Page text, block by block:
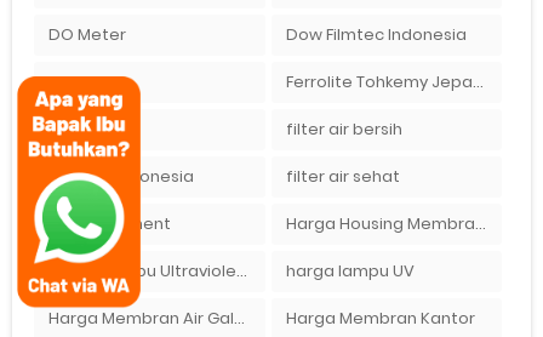
DO Meter Dow Filmtec Indonesia
exchange Ferrolite Tohkemy Jepang Indonesia
filter air filter air bersih
filter air indonesia filter air sehat
Gas Treatment Harga Housing Membran RO 2000 GPD
Harga Lampu Ultraviolet Depot Air Isi Ulang harga lampu UV
Harga Membran Air Galon Harga Membran Kantor